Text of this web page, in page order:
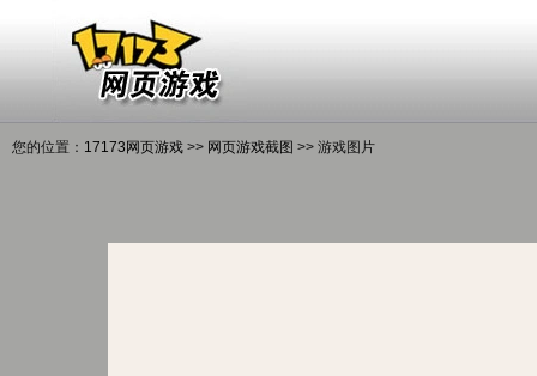
您的位置： 17173网页游戏 >> 网页游戏截图 >> 游戏图片